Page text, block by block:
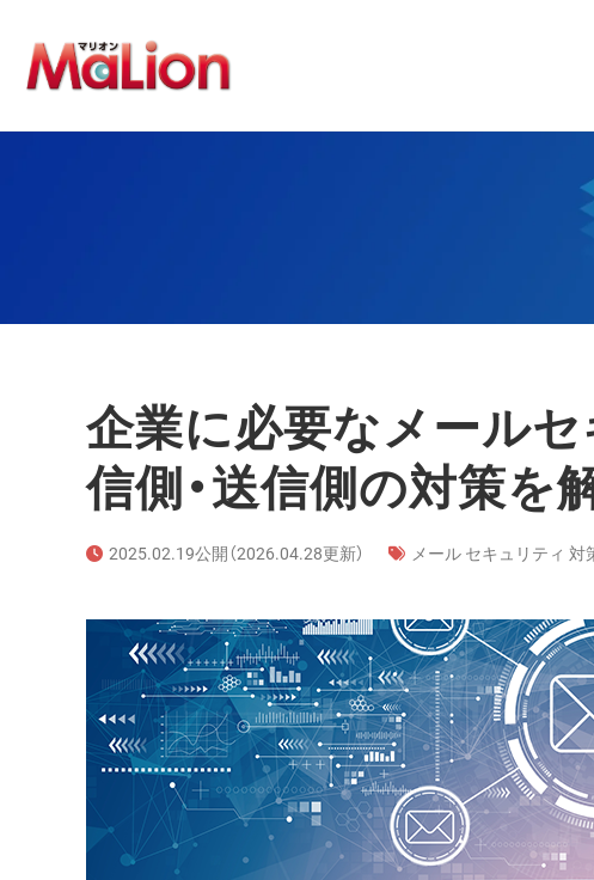
企業に必要なメール
信側・送信側の対策を
2025.02.19公開（2026.04.28更新） メール セキュリティ 対